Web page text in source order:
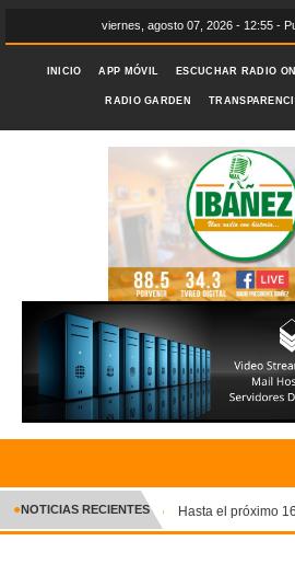
viernes, agosto 07, 2026 - 12:55 -
INICIO APP MÓVIL ESCUCHAR RADIO
RADIO GARDEN
INICIO
CRÓNICA
●NOTICIAS RECIENTES Hasta el próximo